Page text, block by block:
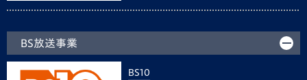
BS放送事業
BS10